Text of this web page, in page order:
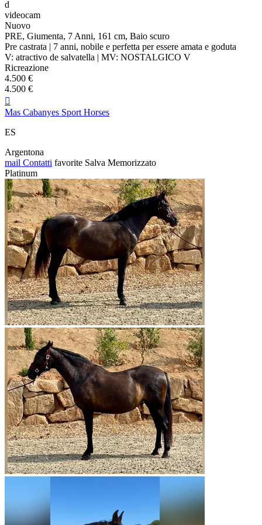
d
videocam
Nuovo
PRE, Giumenta, 7 Anni, 161 cm, Baio scuro
Pre castrata | 7 anni, nobile e perfetta per essere amata e goduta
V: atractivo de salvatella | MV: NOSTALGICO V
Ricreazione
4.500 €
4.500 €

Mas Cabanyes Sport Horses
ES
Argentona
mail Contatti favorite Salva Memorizzato
Platinum